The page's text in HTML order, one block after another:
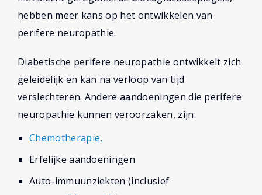
hebben meer kans op het ontwikkelen van
perifere neuropathie.
Diabetische perifere neuropathie ontwikkelt zich
geleidelijk en kan na verloop van tijd
verslechteren. Andere aandoeningen die perifere
neuropathie kunnen veroorzaken, zijn:
Chemotherapie,
Erfelijke aandoeningen
Auto-immuunziekten (inclusief